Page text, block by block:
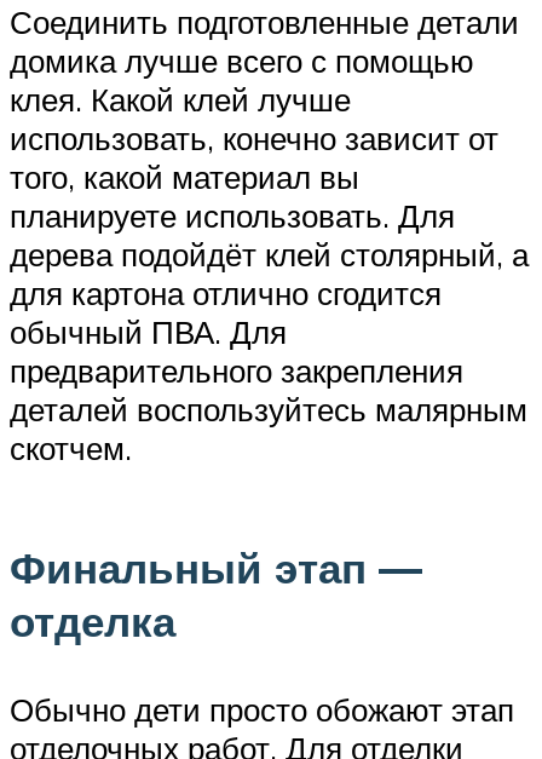
Соединить подготовленные детали
домика лучше всего с помощью
клея. Какой клей лучше
использовать, конечно зависит от
того, какой материал вы
планируете использовать. Для
дерева подойдёт клей столярный, а
для картона отлично сгодится
обычный ПВА. Для
предварительного закрепления
деталей воспользуйтесь малярным
скотчем.
Финальный этап —
отделка
Обычно дети просто обожают этап
отделочных работ. Для отделки